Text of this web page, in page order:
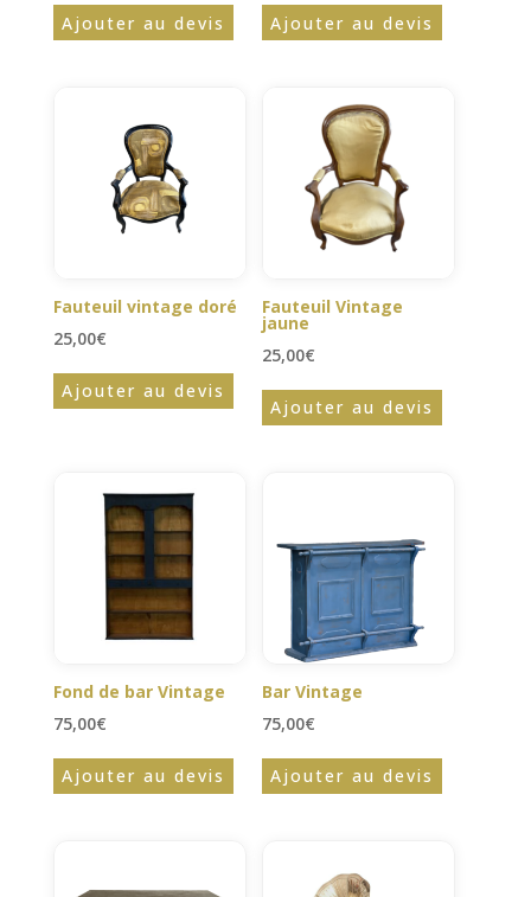
Ajouter au devis Ajouter au devis
Fauteuil vintage doré
25,00€
Ajouter au devis
Fauteuil Vintage
jaune
25,00€
Ajouter au devis
Fond de bar Vintage
75,00€
Ajouter au devis
Bar Vintage
75,00€
Ajouter au devis